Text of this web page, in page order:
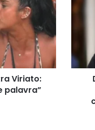
Viriato:
palavra”